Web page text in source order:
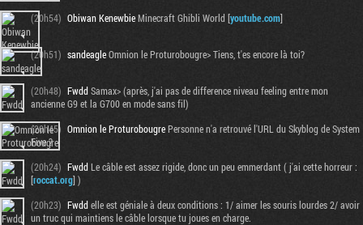
(20h54) Obiwan KenewbieMinecraft Ghibli World [youtube.com]
(20h51) sandeagleOmnion le Proturobougre> Tiens, t'es encore là toi?
(20h48) FwddSamax> (après, j'ai pas de difference niveau feeling entre mon
ancienne G9 et la G700 en mode sans fil)
(20h45) Omnion le ProturobougrePersonne n'a retrouvé l'URL du Skyblog de System
Five ?
(20h24) FwddLe câble est assez rigide, donc un peu emmerdant ( j'ai cette horreur :
[roccat.org] )
(20h23) Fwddelle est géniale à deux conditions : 1/ aimer les souris lourdes 2/ avoir
un truc qui maintiens le câble lorsque tu joues en charge.